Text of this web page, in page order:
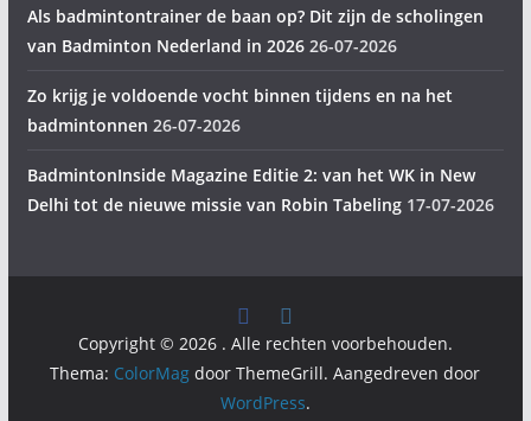
Als badmintontrainer de baan op? Dit zijn de scholingen
van Badminton Nederland in 2026 26-07-2026
Zo krijg je voldoende vocht binnen tijdens en na het
badmintonnen 26-07-2026
BadmintonInside Magazine Editie 2: van het WK in New
Delhi tot de nieuwe missie van Robin Tabeling 17-07-2026
Copyright © 2026 . Alle rechten voorbehouden.
Thema: ColorMag door ThemeGrill. Aangedreven door
WordPress.